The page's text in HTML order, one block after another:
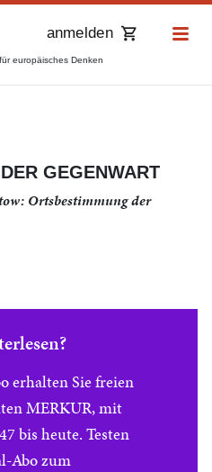
europäisches Denken
anmelden
GEGENWART
Ortsbestimmung der
erhalten Sie freien
MERKUR, mit
bis heute. Testen
Abo zum